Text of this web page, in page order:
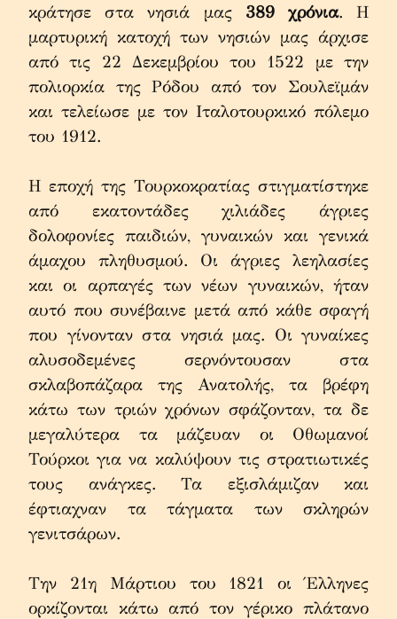
κράτησε στα νησιά μας 389 χρόνια. Η
μαρτυρική κατοχή των νησιών μας άρχισε
από τις 22 Δεκεμβρίου του 1522 με την
πολιορκία της Ρόδου από τον Σουλεϊμάν
και τελείωσε με τον Ιταλοτουρκικό πόλεμο
του 1912.
Η εποχή της Τουρκοκρατίας στιγματίστηκε
από εκατοντάδες χιλιάδες άγριες
δολοφονίες παιδιών, γυναικών και γενικά
άμαχου πληθυσμού. Οι άγριες λεηλασίες
και οι αρπαγές των νέων γυναικών, ήταν
αυτό που συνέβαινε μετά από κάθε σφαγή
που γίνονταν στα νησιά μας. Οι γυναίκες
αλυσοδεμένες σερνόντουσαν στα
σκλαβοπάζαρα της Ανατολής, τα βρέφη
κάτω των τριών χρόνων σφάζονταν, τα δε
μεγαλύτερα τα μάζευαν οι Οθωμανοί
Τούρκοι για να καλύψουν τις στρατιωτικές
τους ανάγκες. Τα εξισλάμιζαν και
έφτιαχναν τα τάγματα των σκληρών
γενιτσάρων.
Την 21η Μάρτιου του 1821 οι Έλληνες
ορκίζονται κάτω από τον γέρικο πλάτανο